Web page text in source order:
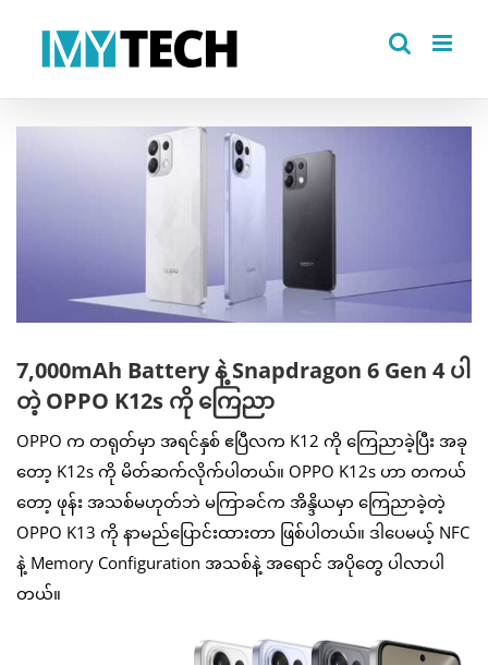
7,000mAh Battery နဲ့ Snapdragon 6 Gen 4 ပါ
တဲ့ OPPO K12s ကို ကြေညာ
OPPO က တရုတ်မှာ အရင်နှစ် ဧပြီလက K12 ကို ကြေညာခဲ့ပြီး အခု
တော့ K12s ကို မိတ်ဆက်လိုက်ပါတယ်။ OPPO K12s ဟာ တကယ်
တော့ ဖုန်း အသစ်မဟုတ်ဘဲ မကြာခင်က အိန္ဒိယမှာ ကြေညာခဲ့တဲ့
OPPO K13 ကို နာမည်ပြောင်းထားတာ ဖြစ်ပါတယ်။ ဒါပေမယ့် NFC
နဲ့ Memory Configuration အသစ်နဲ့ အရောင် အပိုတွေ ပါလာပါ
တယ်။